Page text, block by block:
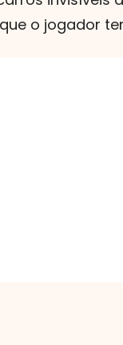
o jogador